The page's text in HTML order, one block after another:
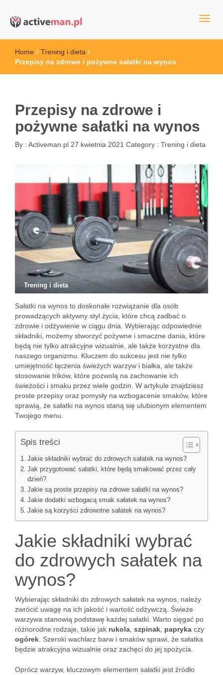
active man – sprzęt sportowy
sportowym
Home / Trening i dieta /
Przepisy na zdrowe i pożywne sałatki na wynos
Przepisy na zdrowe i
pożywne sałatki na wynos
By : Activeman.pl 27 kwietnia 2021 Category : Trening i dieta
Trening i dieta
Sałatki na wynos to doskonałe rozwiązanie dla osób
prowadzących aktywny styl życia, które chcą zadbać o
zdrowie i odżywienie w ciągu dnia. Wybierając odpowiednie
składniki, możemy stworzyć pożywne i smaczne dania, które
będą nie tylko atrakcyjne wizualnie, ale także korzystne dla
naszego organizmu. Kluczem do sukcesu jest nie tylko
umiejętność łączenia świeżych warzyw i białka, ale także
stosowanie trików, które pozwolą na zachowanie ich
świeżości i smaku przez wiele godzin. W artykule znajdziesz
proste przepisy oraz pomysły na wzbogacenie smaków, które
sprawią, że sałatki na wynos staną się ulubionym elementem
Twojego menu.
Spis treści
Jakie składniki wybrać do zdrowych sałatek na wynos?
Jak przygotować sałatki, które będą smakować przez cały
dzień?
Jakie są proste przepisy na zdrowe sałatki na wynos?
Jakie dodatki wzbogacą smak sałatek na wynos?
Jakie są korzyści zdrowotne sałatek na wynos?
Jakie składniki wybrać
do zdrowych sałatek na
wynos?
Wybierając składniki do zdrowych sałatek na wynos, należy
zwrócić uwagę na ich jakość i wartość odżywczą. Świeże
warzywa stanowią podstawę każdej sałatki. Warto sięgać po
różnorodne rodzaje, takie jak rukola szpinak papryka czy
ogórek . Szeroki wachlarz barw i smaków sprawi, że sałatka
będzie atrakcyjna wizualnie oraz zachęci do jej spożycia.
Oprócz warzyw, kluczowym elementem sałatki jest źródło